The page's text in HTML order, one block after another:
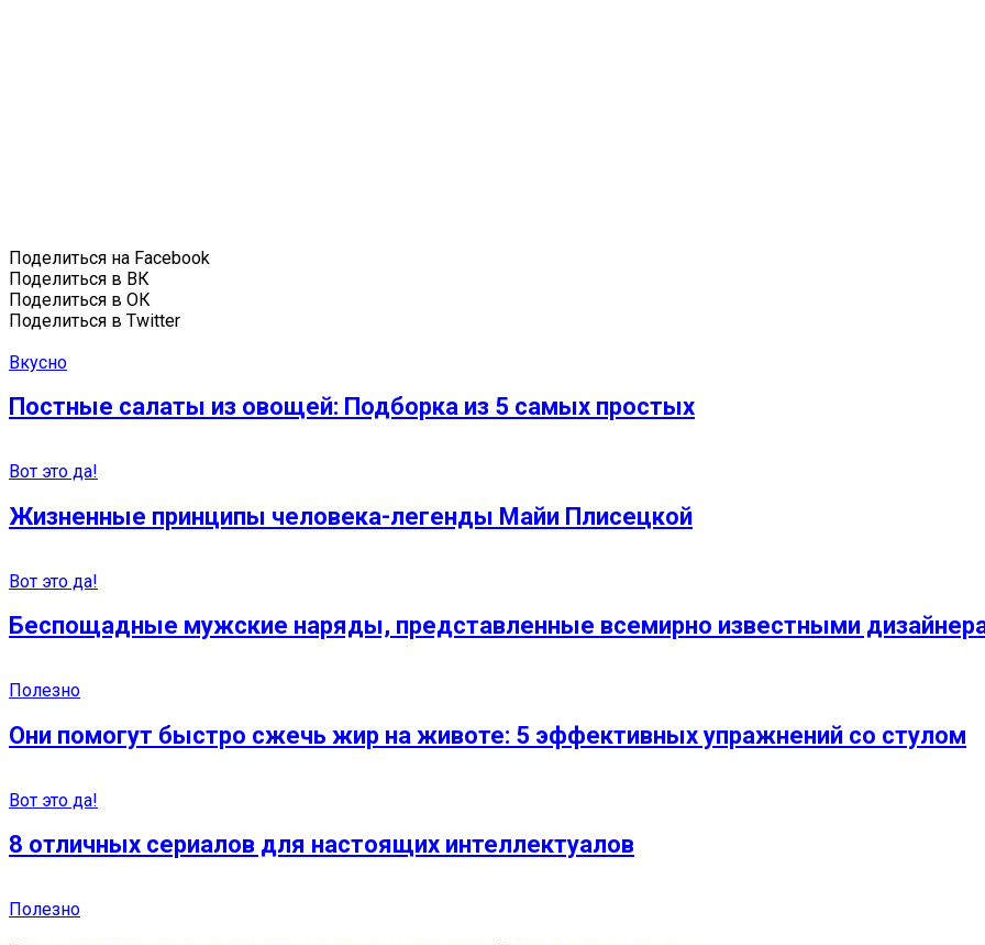
Поделиться на Facebook
Поделиться в ВК
Поделиться в ОК
Поделиться в Twitter
Вкусно
Постные салаты из овощей: Подборка из 5 самых простых
Вот это да!
Жизненные принципы человека-легенды Майи Плисецкой
Вот это да!
Беспощадные мужские наряды, представленные всемирно известными
Полезно
Они помогут быстро сжечь жир на животе: 5 эффективных упражнений со стулом
Вот это да!
8 отличных сериалов для настоящих интеллектуалов
Полезно